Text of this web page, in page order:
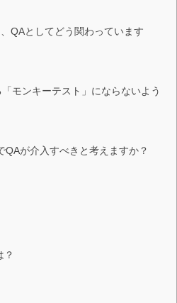
QAとしてどう関わっています
モンキーテスト」にならないよう
が介入すべきと考えますか？
？